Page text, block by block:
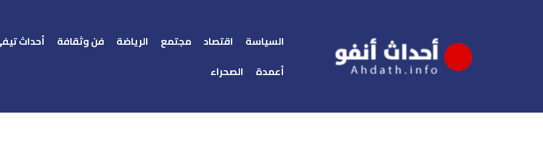
السياسة اقتصاد مجتمع الرياضة فن وثقافة أحداث
أعمدة
الصحراء